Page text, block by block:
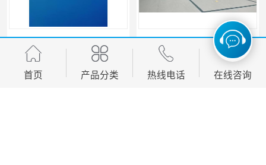
广州光学车间 恒温恒湿工程 银川无尘工程 SMT车间
首页 产品分类 热线电话 在线咨询